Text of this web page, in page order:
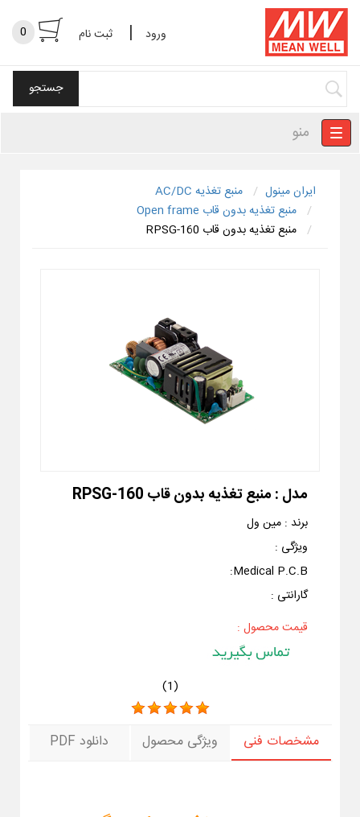
ورود | ثبت نام 0
منو
ایران مینول
منبع تغذیه AC/DC
منبع تغذیه بدون قاب Open frame
منبع تغذیه بدون قاب RPSG-160
مدل : منبع تغذیه بدون قاب RPSG-160
برند : مین ول
ویژگی :
Medical P.C.B
:
گارانتی :
قیمت محصول :
(
1
)
مشخصات فنی ویژگی محصول دانلود PDF